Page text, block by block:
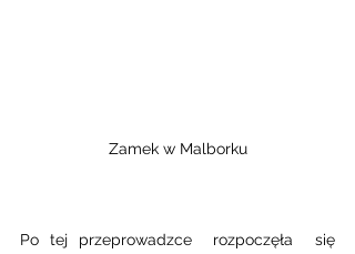
Zamek w Malborku
Po tej przeprowadzce  rozpoczęła  się